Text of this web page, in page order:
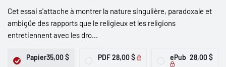
Cet essai s'attache à montrer la nature singulière, paradoxale et
ambigüe des rapports que le religieux et les religions
entretiennent avec les dro...
Papier35,00 $ PDF28,00 $ ePub 28,00 $